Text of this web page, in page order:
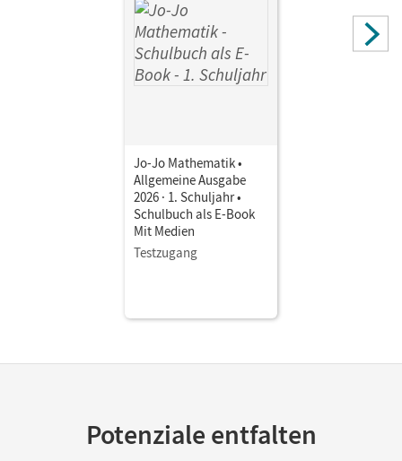
Jo-Jo Mathematik •
Allgemeine Ausgabe
2026 · 1. Schuljahr •
Schulbuch als E-Book
Mit Medien
Testzugang
Potenziale entfalten